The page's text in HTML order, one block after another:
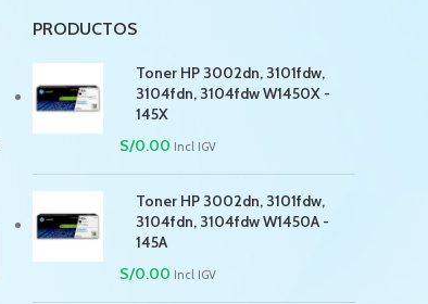
PRODUCTOS
Toner HP 3002dn, 3101fdw,
3104fdn, 3104fdw W1450X -
145X
S/0.00 Incl IGV
Toner HP 3002dn, 3101fdw,
3104fdn, 3104fdw W1450A -
145A
S/0.00 Incl IGV